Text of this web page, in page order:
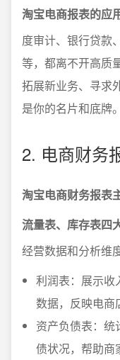
淘宝电商报表的应
度审计、银行贷款
等，都离不开高质
拓展新业务、寻求
是你的名片和底牌。
2. 电商财务
淘宝电商财务报表
流量表、库存表四
经营数据和分析维度
利润表：展示收
数据，反映电商
资产负债表：统
债状况，帮助商